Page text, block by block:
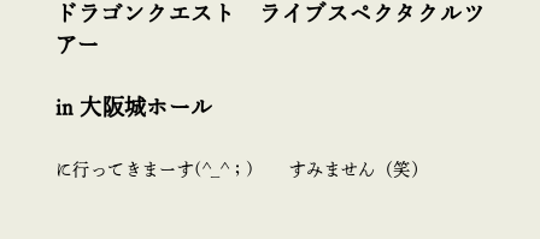
ドラゴンクエスト ライブスペクタクルツ
アー
in 大阪城ホール
に行ってきまーす(^_^；) すみません（笑）